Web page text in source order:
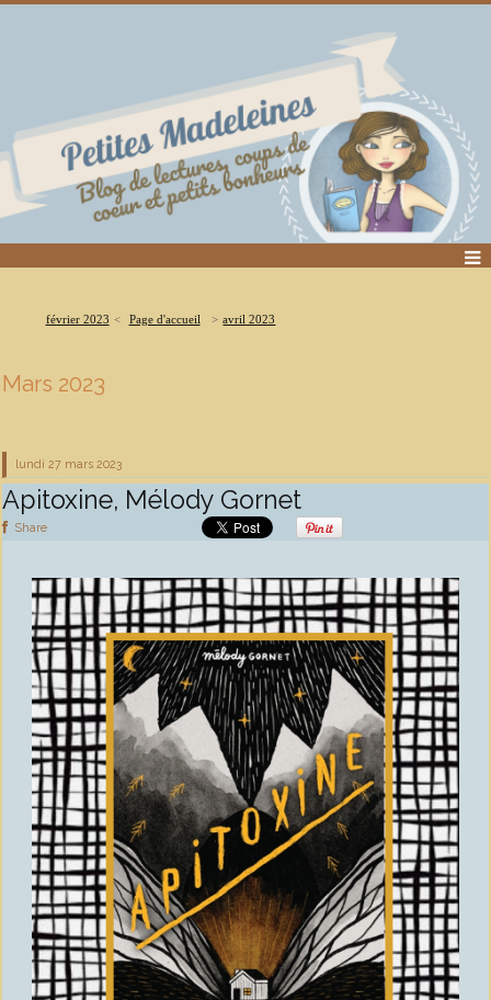
février 2023 Page d'accueil avril 2023
Mars 2023
lundi 27 mars 2023
Apitoxine, Mélody Gornet
Share